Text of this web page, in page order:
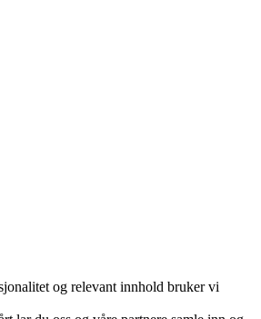
og relevant innhold bruker vi